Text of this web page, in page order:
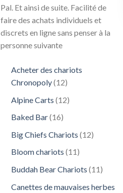
Pal. Et ainsi de suite. Facilité de
faire des achats individuels et
discrets en ligne sans penser à la
personne suivante
Acheter des chariots
Chronopoly 1212
Alpine Carts 1212
Baked Bar 1616
Big Chiefs Chariots 1212
Bloom chariots 1111
Buddah Bear Chariots 1111
Canettes de mauvaises herbes